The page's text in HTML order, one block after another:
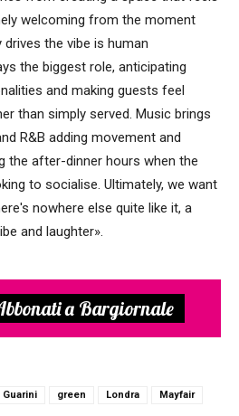
welcoming from the moment
the vibe is human
the biggest role, anticipating
and making guests feel
than simply served. Music brings
R&B adding movement and
the after-dinner hours when the
to socialise. Ultimately, we want
nowhere else quite like it, a
and laughter».
a Bargiornale
Guarini green Londra
Mayfair